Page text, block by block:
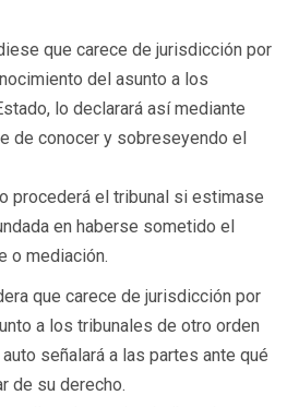
que carece de jurisdicción por
del asunto a los
lo declarará así mediante
de conocer y sobreseyendo el
procederá el tribunal si estimase
en haberse sometido el
o mediación.
que carece de jurisdicción por
a los tribunales de otro orden
señalará a las partes ante qué
de su derecho.